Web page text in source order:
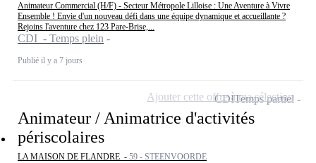
Animateur Commercial (H/F) - Secteur Métropole Lilloise : Une Aventure à Vivre
Ensemble ! Envie d'un nouveau défi dans une équipe dynamique et accueillante ?
Rejoins l'aventure chez 123 Pare-Brise,...
CDI - Temps plein
Publié il y a 7 jours
Animateur / Animatrice d'activités
périscolaires
LA MAISON DE FLANDRE - 59 - STEENVOORDE
CDITemps partiel
Ajouter cette offre à ma sélection